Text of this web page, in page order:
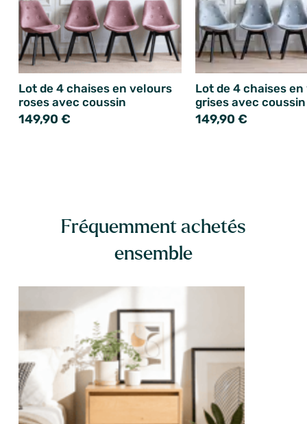
Lot de 4 chaises en velours
roses avec coussin
149,90 €
Lot de 4 chaises
grises avec coussin
149,90 €
Fréquemment achetés
ensemble